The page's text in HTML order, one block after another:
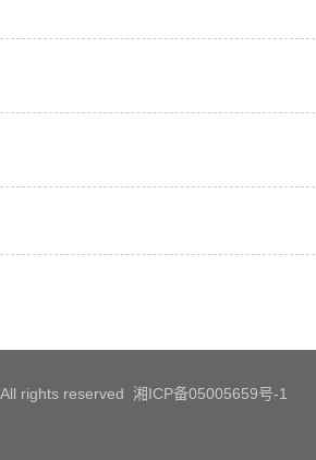
rights reserved 湘ICP备05005659号-1